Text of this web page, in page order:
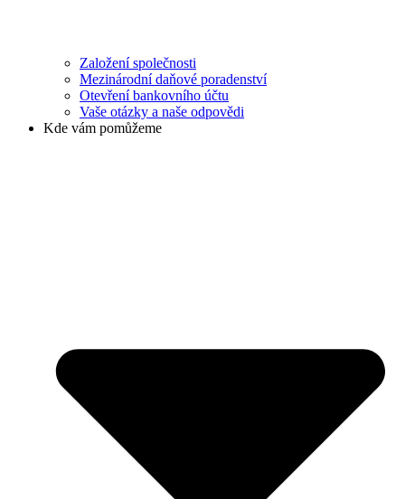
Založení společnosti
Mezinárodní daňové poradenství
Otevření bankovního účtu
Vaše otázky a naše odpovědi
Kde vám pomůžeme